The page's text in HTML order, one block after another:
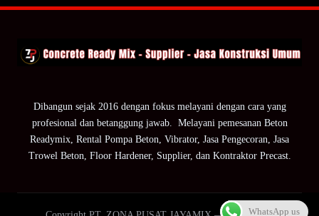
Dibangun sejak 2016 dengan fokus melayani dengan cara yang
profesional dan betanggung jawab. Melayani pemesanan Beton
Readymix, Rental Pompa Beton, Vibrator, Jasa Pengecoran, Jasa
Trowel Beton, Floor Hardener, Supplier, dan Kontraktor Precast.
WhatsApp us